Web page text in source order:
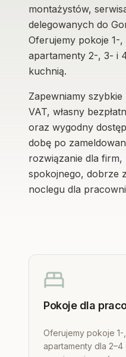
montażystów,
delegowanych do
Oferujemy pokoje 1-
apartamenty 2-, 3- i
kuchnią.
Zapewniamy
VAT, własny
oraz wygodny
dobę po
rozwiązanie dla
spokojnego, dobrze
noclegu dla
Pokoje dla
Oferujemy pokoje
apartamenty dla